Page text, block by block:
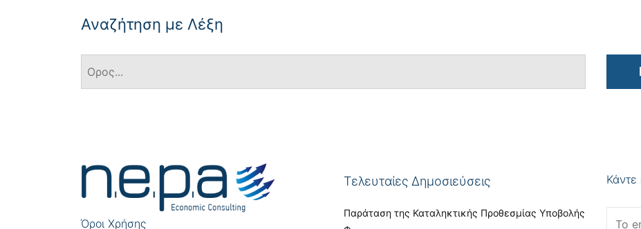
Αναζήτηση με Λέξη
Όροι Χρήσης
Τελευταίες Δημοσιεύσεις
Παράταση της Καταληκτικής Προθεσμίας Υποβολής